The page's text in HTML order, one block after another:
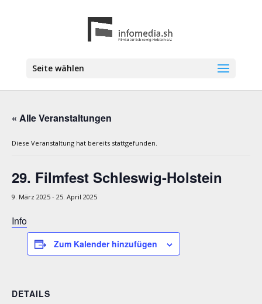
Seite wählen
« Alle Veranstaltungen
Diese Veranstaltung hat bereits stattgefunden.
29. Filmfest Schleswig-Holstein
9. März 2025 - 25. April 2025
Info
Zum Kalender hinzufügen
DETAILS